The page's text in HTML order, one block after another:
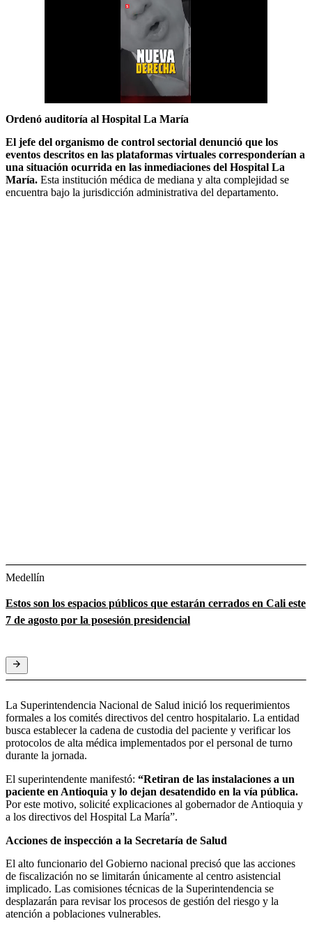
Ordenó auditoría al Hospital La María
El jefe del organismo de control sectorial denunció que los
eventos descritos en las plataformas virtuales corresponderían a
una situación ocurrida en las inmediaciones del Hospital La
María. Esta institución médica de mediana y alta complejidad se
encuentra bajo la jurisdicción administrativa del departamento.
Medellín
Estos son los espacios públicos que estarán cerrados en Cali este
7 de agosto por la posesión presidencial
La Superintendencia Nacional de Salud inició los requerimientos
formales a los comités directivos del centro hospitalario. La entidad
busca establecer la cadena de custodia del paciente y verificar los
protocolos de alta médica implementados por el personal de turno
durante la jornada.
El superintendente manifestó: “Retiran de las instalaciones a un
paciente en Antioquia y lo dejan desatendido en la vía pública.
Por este motivo, solicité explicaciones al gobernador de Antioquia y
a los directivos del Hospital La María”.
Acciones de inspección a la Secretaría de Salud
El alto funcionario del Gobierno nacional precisó que las acciones
de fiscalización no se limitarán únicamente al centro asistencial
implicado. Las comisiones técnicas de la Superintendencia se
desplazarán para revisar los procesos de gestión del riesgo y la
atención a poblaciones vulnerables.